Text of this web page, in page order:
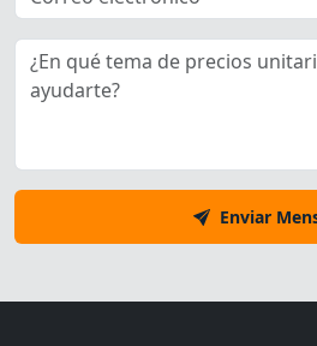
Enviar